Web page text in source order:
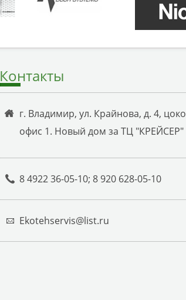
Контакты
г. Владимир, ул. Крайнова, д. 4,
офис 1. Новый дом за ТЦ "КРЕЙСЕР"
8 4922 36-05-10; 8 920 628-05-10
Ekotehservis@list.ru